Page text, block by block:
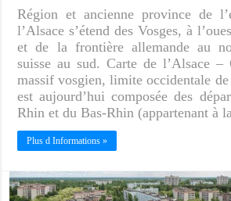
Région et ancienne province de
l’Alsace s’étend des Vosges, à
et de la frontière allemande au
suisse au sud. Carte de l’Alsace –
massif vosgien, limite occidentale de
est aujourd’hui composée des
Rhin et du Bas-Rhin (appartenant à
Plus d Informations »